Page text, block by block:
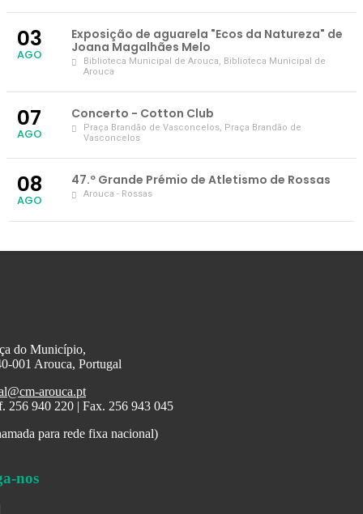
03
AGO
Exposição de aguarela "Ecos da Natureza" de
Joana Magalhães Melo
Biblioteca Municipal de Arouca, Biblioteca Municipal de
Arouca
07
AGO
Concerto - Cotton Club
Praça Brandão de Vasconcelos, Praça Brandão de
Vasconcelos
08
AGO
47.º Grande Prémio de Atletismo de Rossas
Arouca - Rossas
do Município,
001 Arouca, Portugal
arouca.pt
256 940 220 | Fax. 256 943 045
para rede fixa nacional)
nos